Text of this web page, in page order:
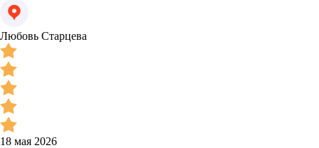
Любовь Старцева
18 мая 2026